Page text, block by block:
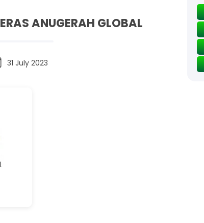
ANUGERAH GLOBAL
31 July 2023